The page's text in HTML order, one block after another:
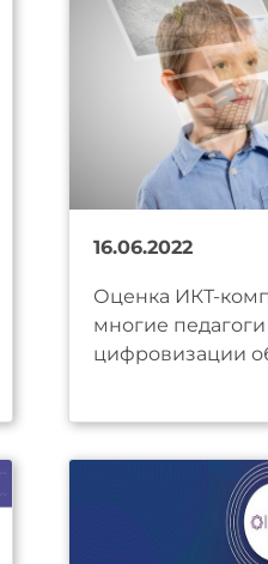
16.06.2022
Оценка ИКТ-
многие
цифровизации